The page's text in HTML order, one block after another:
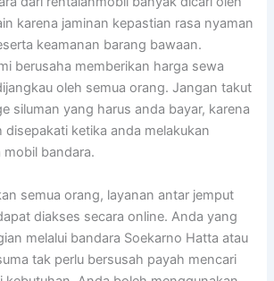
karena jaminan kepastian rasa nyaman
keamanan barang bawaan.
berusaha memberikan harga sewa
oleh semua orang. Jangan takut
siluman yang harus anda bayar, karena
disepakati ketika anda melakukan
bandara.
semua orang, layanan antar jemput
diakses secara online. Anda yang
melalui bandara Soekarno Hatta atau
tak perlu bersusah payah mencari